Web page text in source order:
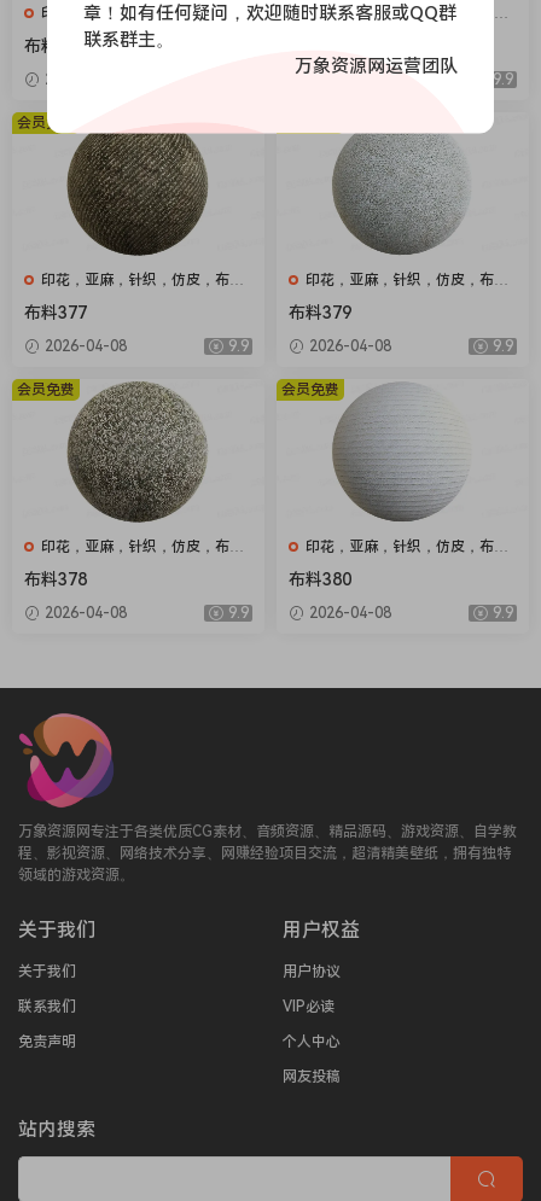
印花，亚麻，针织，仿皮，布
匹，家纺，绒布
布料375
2026-04-08
印花，亚麻，针织，仿皮，布
9.9
印花，亚麻，针织，仿皮，布
匹，家纺，绒布
布料377
2026-04-08 9.9
会员免费
印花，亚麻，针织，仿皮，布
匹，家纺，绒布
布料379
2026-04-08 9.9
印花，亚麻，针织，仿皮，布
匹，家纺，绒布
布料378
2026-04-08 9.9
会员免费
印花，亚麻，针织，仿皮，布
匹，家纺，绒布
布料380
2026-04-08 9.9
会员免费
万象资源网专注于各类优质CG素材、音频资源、精品源码、游戏资源、自学教
程、影视资源、网络技术分享、网赚经验项目交流，超清精美壁纸，拥有独特
领域的游戏资源。
关于我们
关于我们
联系我们
免责声明
用户权益
用户协议
VIP必读
个人中心
网友投稿
站内搜索
章！如有任何疑问，欢迎随时联系客服或QQ群
联系群主。
万象资源网运营团队